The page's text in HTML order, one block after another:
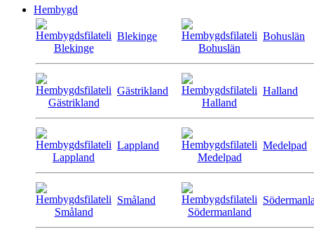
Hembygd
Blekinge Bohuslän
Gästrikland Halland
Lappland Medelpad
Småland